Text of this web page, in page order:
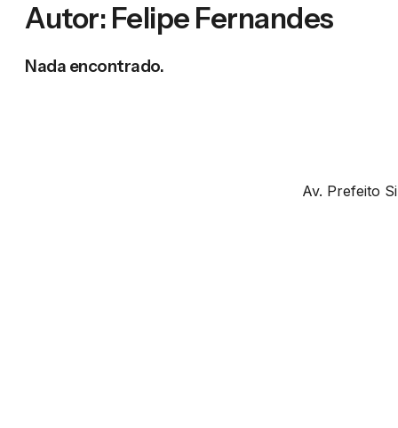
Autor: Felipe Fernandes
Nada encontrado.
Av. Prefeito